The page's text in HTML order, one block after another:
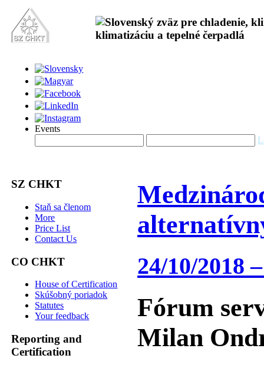
Events
SZ CHKT
Staň sa členom
More
Price List
Contact Us
CO CHKT
House of Certification
Skúšobný poriadok
Statutes
Your feedback
Reporting and
Certification
24/10/2018
Fórum
Milan